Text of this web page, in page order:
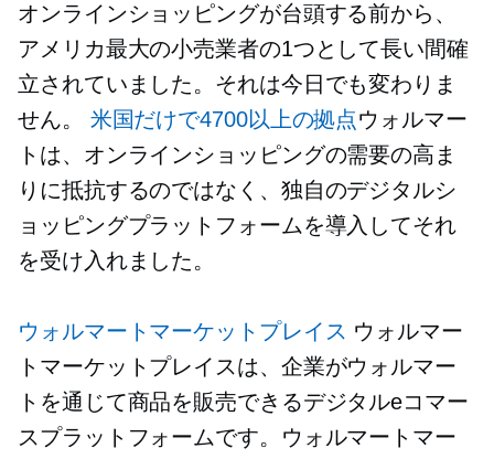
オンラインショッピングが台頭する前から、
アメリカ最大の小売業者の1つとして長い間確
立されていました。それは今日でも変わりま
せん。 米国だけで4700以上の拠点ウォルマー
トは、オンラインショッピングの需要の高ま
りに抵抗するのではなく、独自のデジタルシ
ョッピングプラットフォームを導入してそれ
を受け入れました。
ウォルマートマーケットプレイス ウォルマー
トマーケットプレイスは、企業がウォルマー
トを通じて商品を販売できるデジタルeコマー
スプラットフォームです。ウォルマートマー